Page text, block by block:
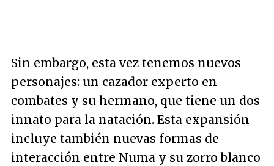
Sin embargo, esta vez tenemos nuevos
personajes: un cazador experto en
combates y su hermano, que tiene un dos
innato para la natación. Esta expansión
incluye también nuevas formas de
interacción entre Numa y su zorro blanco